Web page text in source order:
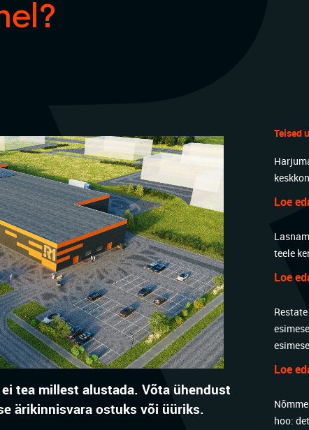
tea millest alustada. Võta ühendust
ärikinnisvara ostuks või üüriks.
Teised
Loe
teele
Loe
Loe
hoo: